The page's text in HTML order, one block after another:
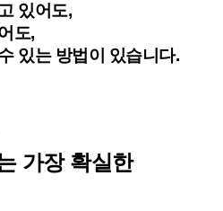
있어도,
도,
있는 방법이 있습니다.
가장 확실한